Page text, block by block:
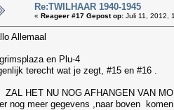
Re:TWILHAAR 1940-1945
« Reageer #17 Gepost op: Juli 11, 2012,
Allemaal
en Plu-4
terecht wat je zegt, #15 en #16 .
ZAL HET NU NOG AFHANGEN VAN
nog meer gegevens ,naar boven